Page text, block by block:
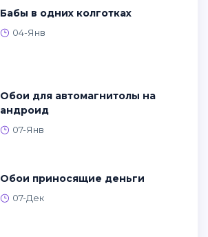
Бабы в одних колготках
04-Янв
Обои для автомагнитолы на
андроид
07-Янв
Обои приносящие деньги
07-Дек